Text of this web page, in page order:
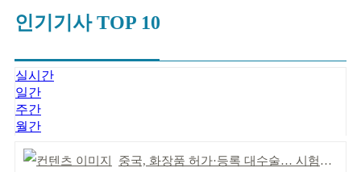
인기기사 TOP 10
실시간
일간
주간
월간
중국, 화장품 허가·등록 대수술… 시험자료 공용 허용